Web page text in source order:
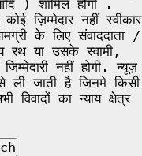
) शामिल होगी .
ज़िम्मेदार नहीं स्वीकार
के लिए संवाददाता /
रथ या उसके स्वामी,
नहीं होगी. न्यूज़
ली जाती है जिनमे किसी
का न्याय क्षेत्र